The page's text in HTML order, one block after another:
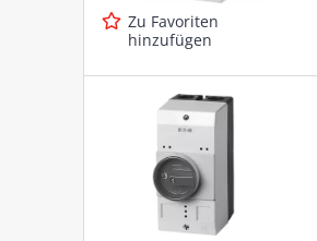
Zu Favoriten
hinzufügen